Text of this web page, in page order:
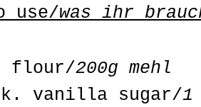
use/was ihr
flour/200g mehl
vanilla sugar/1